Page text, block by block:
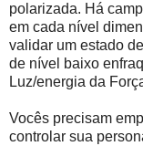
polarizada. Há
em cada nível
validar um estado
de nível baixo
Luz/energia da
Vocês precisam
controlar sua